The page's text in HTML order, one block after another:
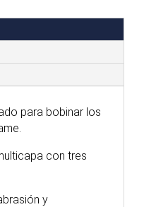
para bobinar los
con tres
y